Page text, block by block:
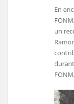
En
un